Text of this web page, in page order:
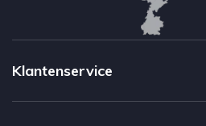
Klantenservice